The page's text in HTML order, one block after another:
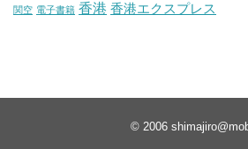
関空 電子書籍 香港 香港エクスプレス
© 2006